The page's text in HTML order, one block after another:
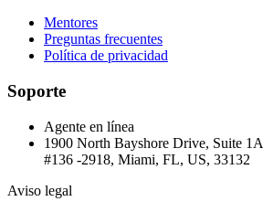
Mentores
Preguntas frecuentes
Política de privacidad
Soporte
Agente en línea
1900 North Bayshore Drive, Suite 1A
#136 -2918, Miami, FL, US, 33132
Aviso legal